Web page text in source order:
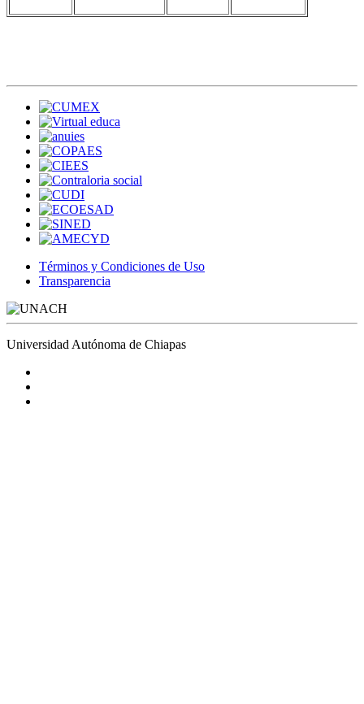
Términos y Condiciones de Uso
Transparencia
Universidad Autónoma de Chiapas